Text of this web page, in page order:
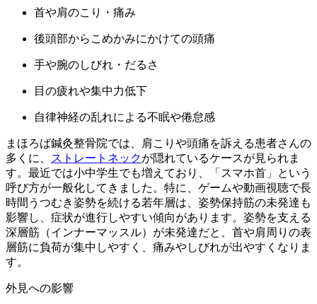
首や肩のこり・痛み
後頭部からこめかみにかけての頭痛
手や腕のしびれ・だるさ
目の疲れや集中力低下
自律神経の乱れによる不眠や倦怠感
まほろば鍼灸整骨院では、肩こりや頭痛を訴える患者さんの
多くに、
ストレートネックが隠れているケースが見られま
す。最近では小中学生でも増えており、「スマホ首」という
呼び方が一般化してきました。特に、ゲームや動画視聴で長
時間うつむき姿勢を続ける若年層は、姿勢保持筋の未発達も
影響し、症状が進行しやすい傾向があります。姿勢を支える
深層筋（インナーマッスル）が未発達だと、首や肩周りの表
層筋に負荷が集中しやすく、痛みやしびれが出やすくなりま
す。
外見への影響